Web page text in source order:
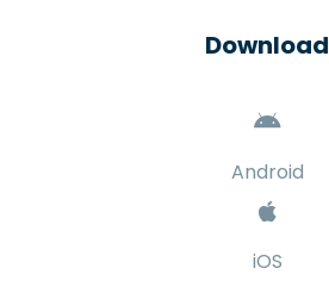
Download
Android
iOS